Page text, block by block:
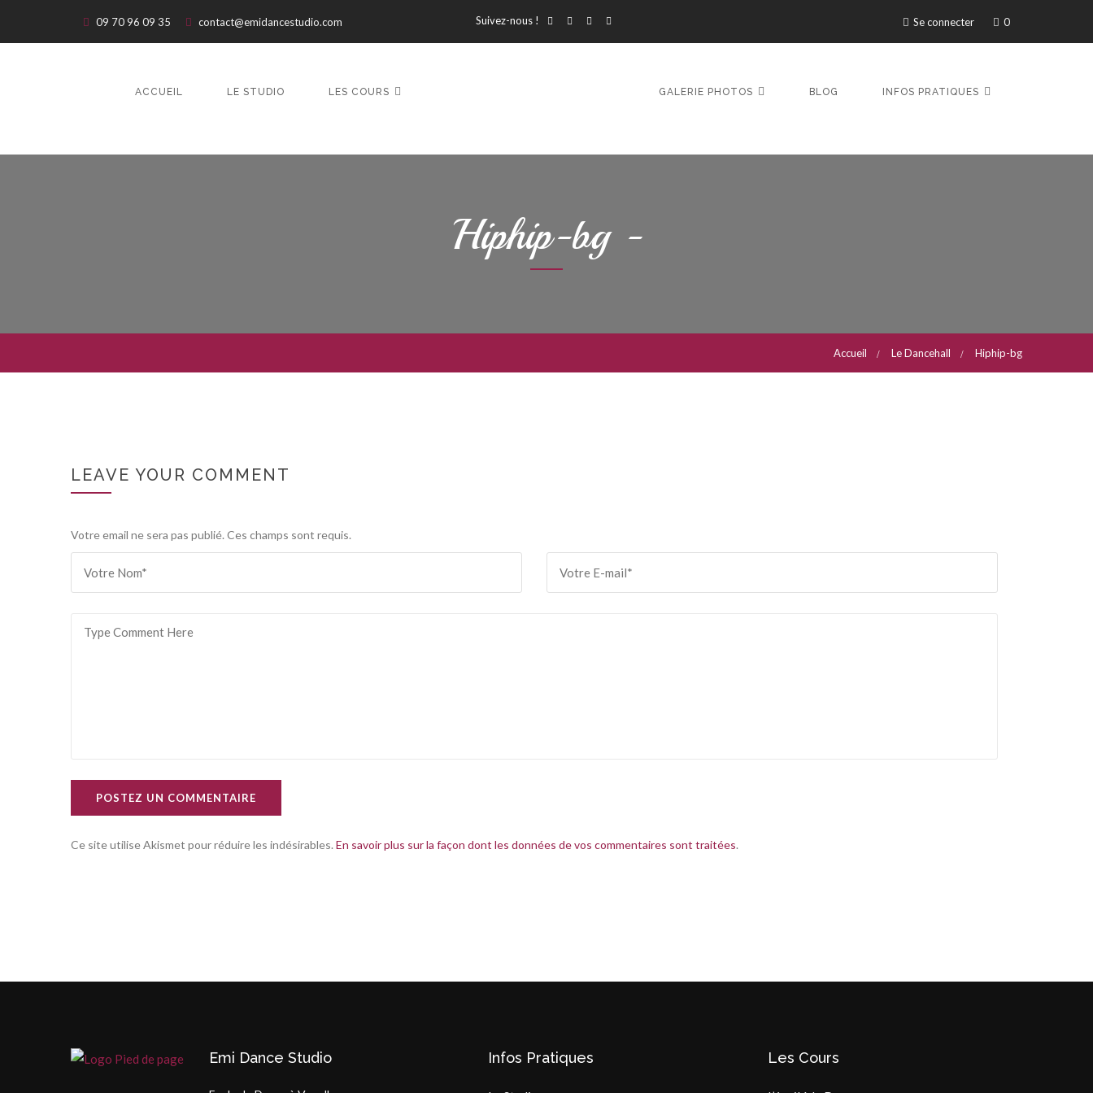
09 70 96 09 35 contact@emidancestudio.com Se connecter 0
Suivez-nous !
ACCUEIL LE STUDIO LES COURS GALERIE PHOTOS BLOG INFOS PRATIQUES
Hiphip-bg -
Accueil Le Dancehall Hiphip-bg
LEAVE YOUR COMMENT
Votre email ne sera pas publié. Ces champs sont requis.
POSTEZ UN COMMENTAIRE
Ce site utilise Akismet pour réduire les indésirables. En savoir plus sur la façon dont les données de vos commentaires sont traitées.
Emi Dance Studio Infos Pratiques Les Cours